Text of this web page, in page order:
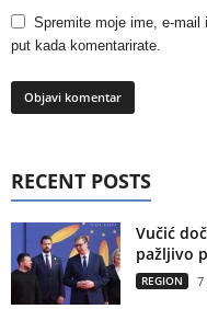
Spremite moje ime, e-mail
put kada komentarirate.
RECENT POSTS
Vučić
pažljivo
REGION 7